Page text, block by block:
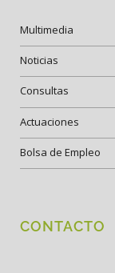
Multimedia
Noticias
Consultas
Actuaciones
Bolsa de Empleo
CONTACTO